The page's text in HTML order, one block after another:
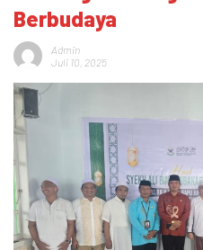
Berbudaya
Admin
Juli 10, 2025